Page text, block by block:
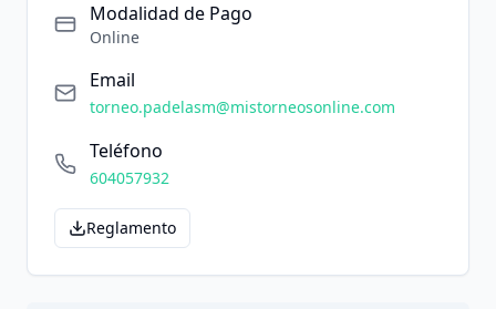
Modalidad de Pago
Online
Email
torneo.padelasm@mistorneosonline.com
Teléfono
604057932
Reglamento